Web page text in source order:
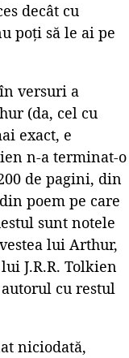
decât cu
poți să le ai pe
versuri a
(da, cel cu
exact, e
n-a terminat-o
de pagini, din
poem pe care
sunt notele
lui Arthur,
J.R.R. Tolkien
autorul cu restul
niciodată,